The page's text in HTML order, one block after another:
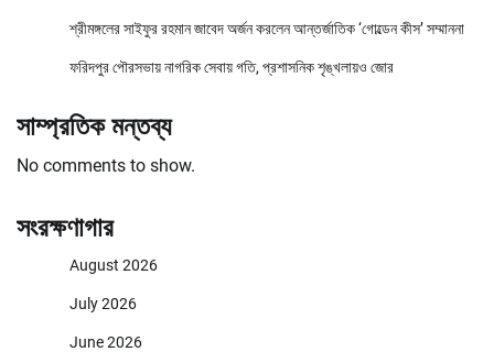
শ্রীমঙ্গলের সাইফুর রহমান জাবেদ অর্জন করলেন আন্তর্জাতিক ‘গোল্ডেন কীস’ সম্মাননা
ফরিদপুর পৌরসভায় নাগরিক সেবায় গতি, প্রশাসনিক শৃঙ্খলায়ও জোর
সাম্প্রতিক মন্তব্য
No comments to show.
সংরক্ষণাগার
August 2026
July 2026
June 2026